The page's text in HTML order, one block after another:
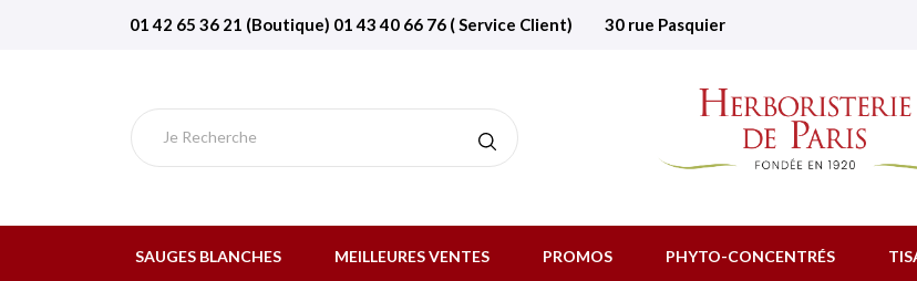
01 42 65 36 21 (Boutique) 01 43 40 66 76 ( Service Client) 30 rue Pasquier
SAUGES BLANCHES MEILLEURES VENTES PROMOS PHYTO-CONCENTRÉS